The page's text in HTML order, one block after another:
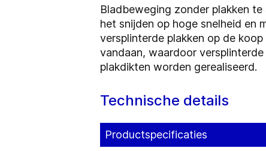
Bladbeweging zonder plakken
het snijden op hoge snelheid en
versplinterde plakken op de
vandaan, waardoor
plakdikten worden gerealiseerd.
Technische details
Productspecificaties